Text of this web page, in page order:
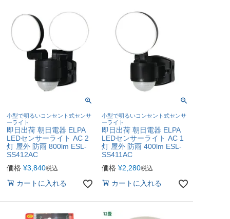
小型で明るいコンセント式センサ
ーライト
即日出荷 朝日電器 ELPA
LEDセンサーライト AC 2
灯 屋外 防雨 800lm ESL-
SS412AC
価格 ¥3,840税込
カートに入れる
小型で明るいコンセント式センサ
ーライト
即日出荷 朝日電器 ELPA
LEDセンサーライト AC 1
灯 屋外 防雨 400lm ESL-
SS411AC
価格 ¥2,280税込
カートに入れる